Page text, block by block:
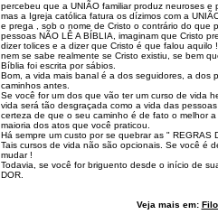
percebeu que a UNIÃO familiar produz neuroses e
mas a Igreja católica fatura os dízimos com a
e prega , sob o nome de Cristo o contrário do que
pessoas NÃO LÊ A BÍBLIA, imaginam que Cristo
dizer tolices e a dizer que Cristo é que falou aquilo
nem se sabe realmente se Cristo existiu, se bem
Bíblia foi escrita por sábios.
Bom, a vida mais banal é a dos seguidores, a dos
caminhos antes.
Se você for um dos que vão ter um curso de vida
vida será tão desgraçada como a vida das
certeza de que o seu caminho é de fato o melhor
maioria dos atos que você praticou.
Há sempre um custo por se quebrar as " REGRAS
Tais cursos de vida não são opcionais. Se você é
mudar !
Todavia, se você for briguento desde o início de
DOR.
Veja mais em: